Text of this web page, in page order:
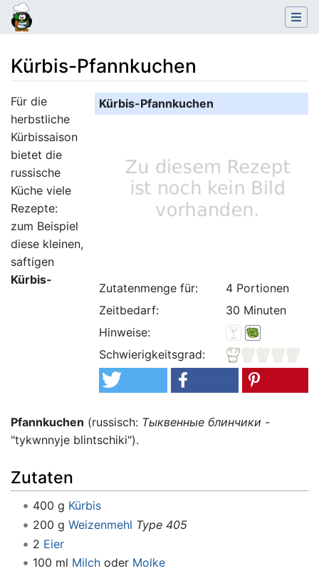
Kürbis-Pfannkuchen
Wechseln zu: Navigation,Suche
Kürbis-Pfannkuchen
Zutatenmenge für:
4 Portionen
Zeitbedarf:
30 Minuten
Hinweise:
Schwierigkeitsgrad:
Für die
herbstliche
Kürbissaison
bietet die
russische
Küche viele
Rezepte:
zum Beispiel
diese kleinen,
saftigen
Kürbis-
Pfannkuchen (russisch: Тыквенные блинчики -
"tykwnnyje blintschiki").
Zutaten
400 g Kürbis
200 g Weizenmehl Type 405
2 Eier
100 ml Milchoder Molke